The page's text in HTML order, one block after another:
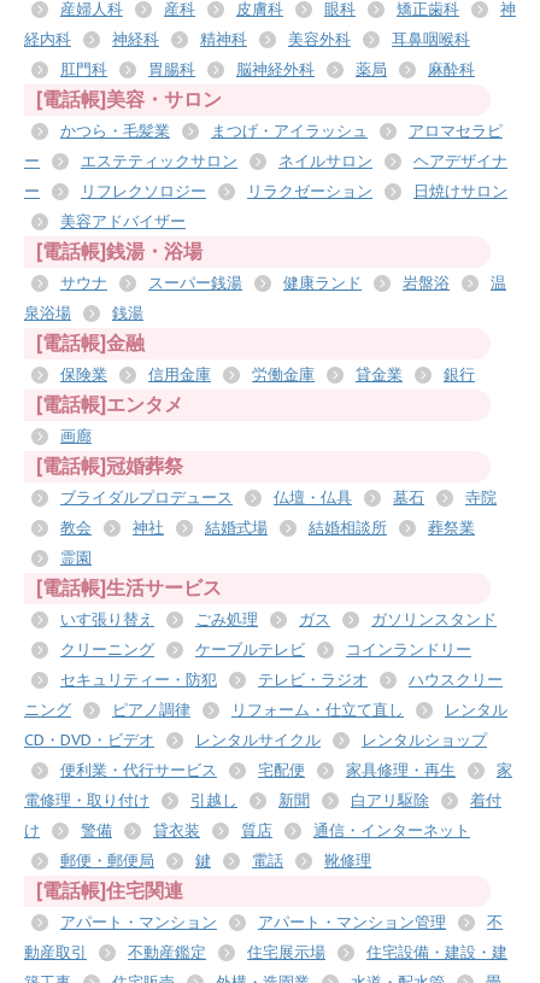
産婦人科
産科 皮膚科 眼科 矯正歯科
神
経内科
神経科 精神科 美容外科
耳鼻咽喉科
肛門科
胃腸科 脳神経外科 薬局 麻酔科
[電話帳]美容・サロン
かつら・毛髪業 まつげ・アイラッシュ
アロマセラピ
ー
エステティックサロン ネイルサロン
ヘアデザイナ
ー
リフレクソロジー リラクゼーション
日焼けサロン
美容アドバイザー
[電話帳]銭湯・浴場
サウナ スーパー銭湯 健康ランド 岩盤浴
温
泉浴場
銭湯
[電話帳]金融
保険業 信用金庫 労働金庫 貸金業 銀行
[電話帳]エンタメ
画廊
[電話帳]冠婚葬祭
ブライダルプロデュース 仏壇・仏具 墓石
寺院
教会
神社 結婚式場 結婚相談所
葬祭業
霊園
[電話帳]生活サービス
いす張り替え ごみ処理 ガス
ガソリンスタンド
クリーニング
ケーブルテレビ
コインランドリー
セキュリティー・防犯
テレビ・ラジオ
ハウスクリー
ニング
ピアノ調律 リフォーム・仕立て直し
レンタル
CD・DVD・ビデオ
レンタルサイクル
レンタルショップ
便利業・代行サービス
宅配便 家具修理・再生
家
電修理・取り付け
引越し 新聞 白アリ駆除
着付
け
警備 貸衣装 質店
通信・インターネット
郵便・郵便局
鍵 電話 靴修理
[電話帳]住宅関連
アパート・マンション アパート・マンション管理
不
動産取引
不動産鑑定 住宅展示場
住宅設備・建設・建